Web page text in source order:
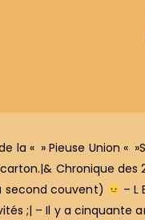
« » Pieuse Union «
Chronique des
second couvent)
– L
;| – Il y a cinquante